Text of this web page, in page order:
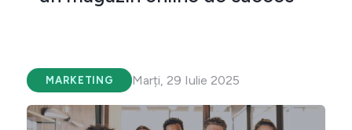
MARKETING Marți, 29 Iulie 2025